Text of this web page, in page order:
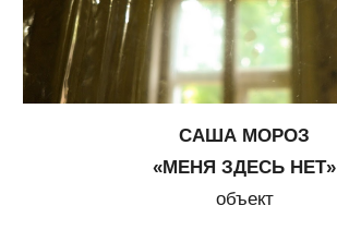
САША МОРОЗ
«МЕНЯ ЗДЕСЬ НЕТ»
объект